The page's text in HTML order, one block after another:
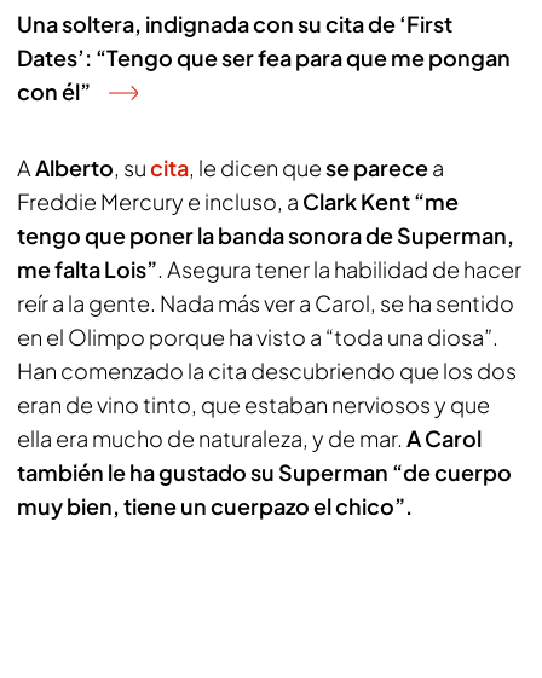
Una soltera, indignada con su cita de ‘First
Dates’: “Tengo que ser fea para que me pongan
con él”
AAlberto, sucita, le dicen quese parecea
Freddie Mercury e incluso, a Clark Kent “me
tengo que poner la banda sonora de Superman,
me falta Lois”. Asegura tener la habilidad de hacer
reír a la gente. Nada más ver a Carol, se ha sentido
en el Olimpo porque ha visto a “toda una diosa”.
Han comenzado la cita descubriendo que los dos
eran de vino tinto, que estaban nerviosos y que
ella era mucho de naturaleza, y de mar. A Carol
también le ha gustado su Superman “de cuerpo
muy bien, tiene un cuerpazo el chico”.